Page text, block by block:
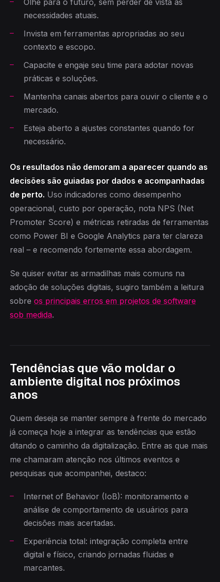
Olhe para o futuro, sem perder de vista as
necessidades atuais.
Invista em ferramentas apropriadas ao seu
contexto e escopo.
Capacite e engaje seu time para adotar novas
práticas e soluções.
Mantenha canais abertos para ouvir o cliente e o
mercado.
Esteja aberto a ajustes constantes quando for
necessário.
Os resultados não demoram a aparecer quando as
decisões são guiadas por dados e acompanhadas
de perto. Uso indicadores como desempenho
operacional, custo por operação, nota NPS (Net
Promoter Score) e métricas retiradas de ferramentas
como Power BI e Google Analytics para ter clareza
real – e recomendo fortemente essa abordagem.
Se quiser evitar as armadilhas mais comuns na
adoção de soluções digitais, sugiro também a leitura
sobre os principais erros em projetos de software
sob medida.
Tendências que vão moldar o
ambiente digital nos próximos
anos
Quem deseja se manter sempre à frente do mercado
já começa hoje a integrar as tendências que estão
ditando o caminho da digitalização. Entre as que mais
me chamaram atenção nos últimos eventos e
pesquisas que acompanhei, destaco:
Internet of Behavior (IoB): monitoramento e
análise de comportamento de usuários para
decisões mais acertadas.
Experiência total: integração completa entre
digital e físico, criando jornadas fluidas e
marcantes.